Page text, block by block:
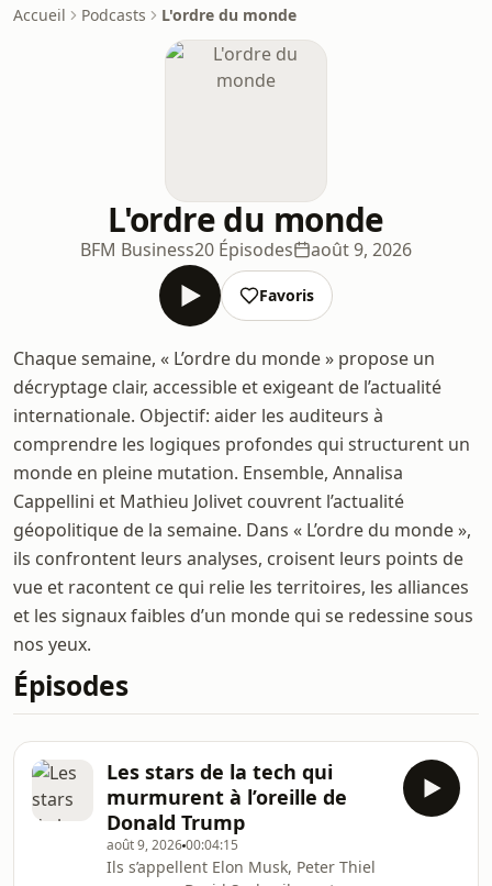
Accueil Podcasts L'ordre du monde
L'ordre du monde
BFM Business20 Épisodes août 9, 2026
Favoris
Chaque semaine, « L’ordre du monde » propose un
décryptage clair, accessible et exigeant de l’actualité
internationale. Objectif: aider les auditeurs à
comprendre les logiques profondes qui structurent un
monde en pleine mutation. Ensemble, Annalisa
Cappellini et Mathieu Jolivet couvrent l’actualité
géopolitique de la semaine. Dans « L’ordre du monde »,
ils confrontent leurs analyses, croisent leurs points de
vue et racontent ce qui relie les territoires, les alliances
et les signaux faibles d’un monde qui se redessine sous
nos yeux.
Épisodes
Les stars de la tech qui
murmurent à l’oreille de
Donald Trump
août 9, 202600:04:15
Ils s’appellent Elon Musk, Peter Thiel